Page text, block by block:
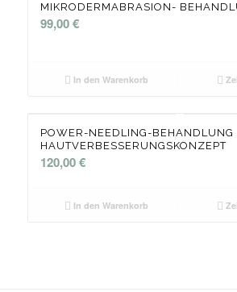
MIKRODERMABRASION-
99,00€
In den Warenkorb
POWER-NEEDLING-BEHANDLUNG
HAUTVERBESSERUNGSKONZEPT
120,00€
In den Warenkorb